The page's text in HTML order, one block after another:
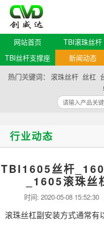
网站首页 TBI滚珠丝杆
TBI丝杆支撑座
新闻动态
热门关键词： 滚珠丝杆 丝杠
行业动态
TBI1605丝杆
_1605滚珠
时间: 2020-05-08 15:52:30
滚珠丝杠副安装方式通常有